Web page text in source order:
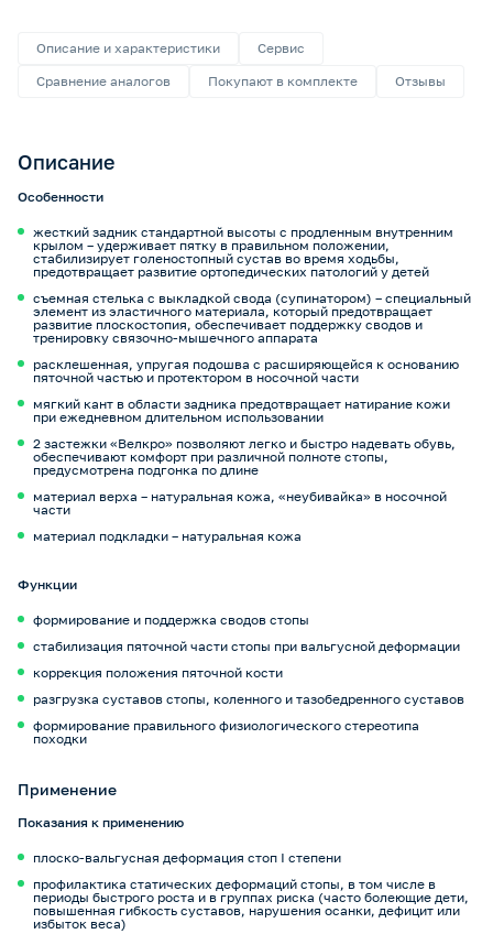
Описание и характеристики
Сервис
Сравнение аналогов
Покупают в комплекте Отзывы
Описание
Особенности
жесткий задник стандартной высоты с продленным внутренним
крылом – удерживает пятку в правильном положении,
стабилизирует голеностопный сустав во время ходьбы,
предотвращает развитие ортопедических патологий у детей
съемная стелька с выкладкой свода (супинатором) – специальный
элемент из эластичного материала, который предотвращает
развитие плоскостопия, обеспечивает поддержку сводов и
тренировку связочно-мышечного аппарата
расклешенная, упругая подошва с расширяющейся к основанию
пяточной частью и протектором в носочной части
мягкий кант в области задника предотвращает натирание кожи
при ежедневном длительном использовании
2 застежки «Велкро» позволяют легко и быстро надевать обувь,
обеспечивают комфорт при различной полноте стопы,
предусмотрена подгонка по длине
материал верха – натуральная кожа, «неубивайка» в носочной
части
материал подкладки – натуральная кожа
Функции
формирование и поддержка сводов стопы
стабилизация пяточной части стопы при вальгусной деформации
коррекция положения пяточной кости
разгрузка суставов стопы, коленного и тазобедренного суставов
формирование правильного физиологического стереотипа
походки
Применение
Показания к применению
плоско-вальгусная деформация стоп I степени
профилактика статических деформаций стопы, в том числе в
периоды быстрого роста и в группах риска (часто болеющие дети,
повышенная гибкость суставов, нарушения осанки, дефицит или
избыток веса)